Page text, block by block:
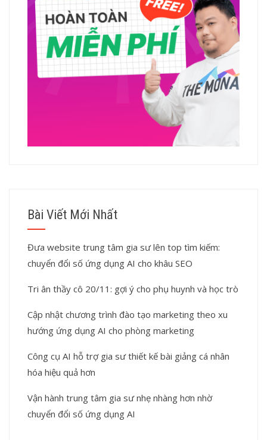
Bài Viết Mới Nhất
Đưa website trung tâm gia sư lên top tìm kiếm:
chuyển đổi số ứng dụng AI cho khâu SEO
Tri ân thầy cô 20/11: gợi ý cho phụ huynh và học trò
Cập nhật chương trình đào tạo marketing theo xu
hướng ứng dụng AI cho phòng marketing
Công cụ AI hỗ trợ gia sư thiết kế bài giảng cá nhân
hóa hiệu quả hơn
Vận hành trung tâm gia sư nhẹ nhàng hơn nhờ
chuyển đổi số ứng dụng AI